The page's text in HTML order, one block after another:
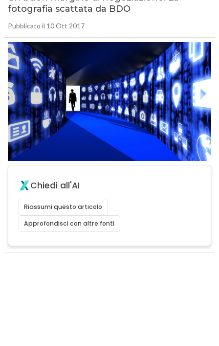
fotografia scattata da BDO
Pubblicato il 10 Ott 2017
Chiedi all'AI
Riassumi questo articolo
Approfondisci con altre fonti